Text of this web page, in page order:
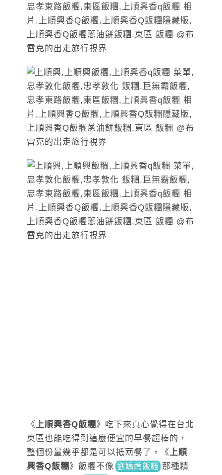
《上順興香Q飯糰》吃下來真心覺得在台北
東區也能吃得到這麼便宜的早餐超棒的，
整個份量幾乎都是可以抵兩餐了，《上順
興香Q飯糰》 飯糰不像 劉媽媽飯糰 那種精